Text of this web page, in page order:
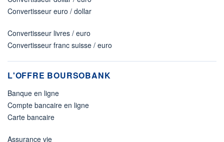
Convertisseur euro / dollar
Convertisseur livres / euro
Convertisseur franc suisse / euro
L'OFFRE BOURSOBANK
Banque en ligne
Compte bancaire en ligne
Carte bancaire
Assurance vie